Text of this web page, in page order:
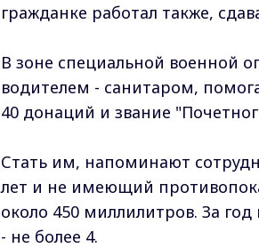
гражданке работал также,
В зоне специальной военной
водителем - санитаром,
40 донаций и звание
Стать им, напоминают
лет и не имеющий
около 450 миллилитров. За
- не более 4.